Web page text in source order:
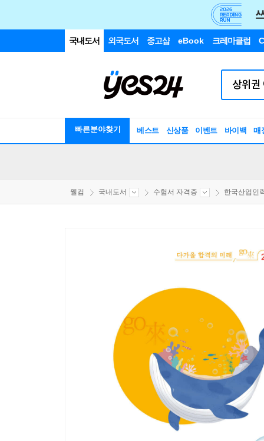
국내도서 외국도서 중고샵 eBook 크레마클럽
빠른분야찾기 베스트 신상품 이벤트 바이백 매
웰컴 국내도서 수험서 자격증 한국산업인